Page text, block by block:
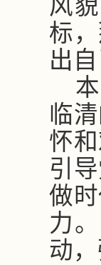
风
标
出
临
怀
引
做
力
动